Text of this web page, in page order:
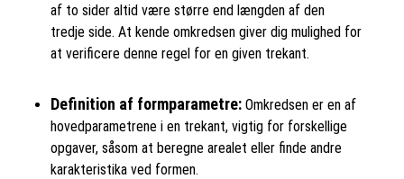
af to sider altid være større end længden af den
tredje side. At kende omkredsen giver dig mulighed for
at verificere denne regel for en given trekant.
Definition af formparametre: Omkredsen er en af
hovedparametrene i en trekant, vigtig for forskellige
opgaver, såsom at beregne arealet eller finde andre
karakteristika ved formen.